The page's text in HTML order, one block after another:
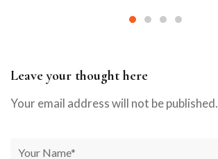
Leave your thought here
Your email address will not be published.